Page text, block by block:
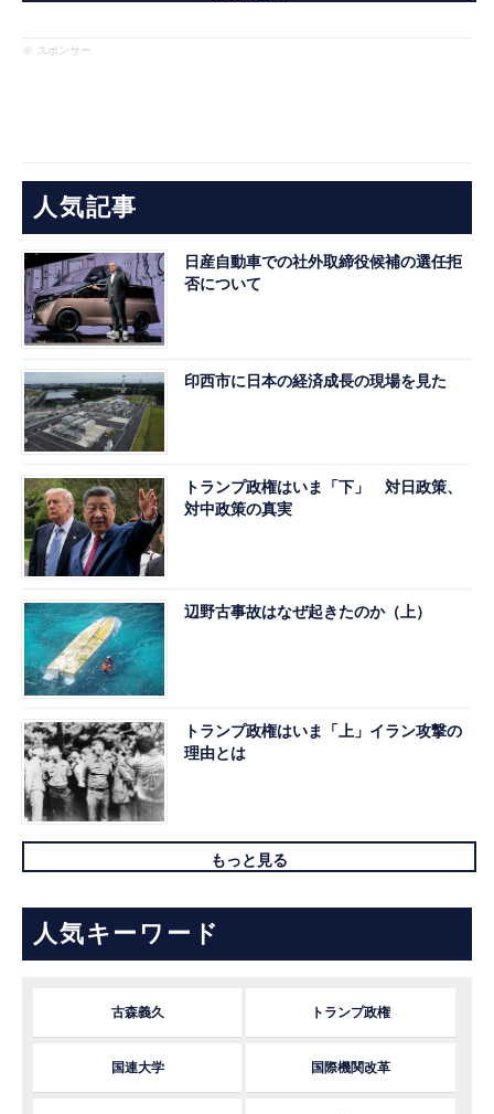
※ スポンサー
人気記事
日産自動車での社外取締役候補の選任拒
否について
印西市に日本の経済成長の現場を見た
トランプ政権はいま「下」 対日政策、
対中政策の真実
辺野古事故はなぜ起きたのか（上）
トランプ政権はいま「上」イラン攻撃の
理由とは
もっと見る
人気キーワード
古森義久 トランプ政権
国連大学 国際機関改革